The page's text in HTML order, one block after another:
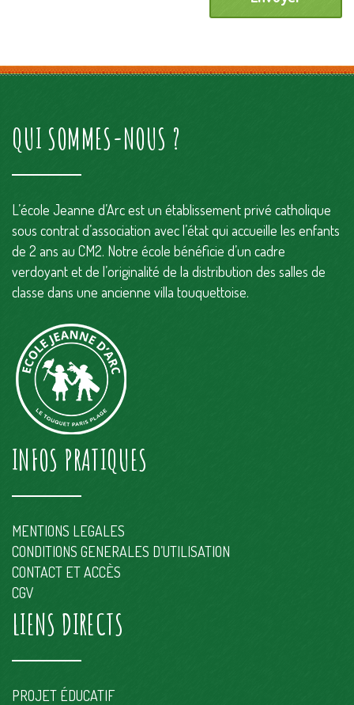
QUI SOMMES-NOUS ?
L’école Jeanne d’Arc est un établissement privé catholique
sous contrat d’association avec l’état qui accueille les enfants
de 2 ans au CM2. Notre école bénéficie d’un cadre
verdoyant et de l’originalité de la distribution des salles de
classe dans une ancienne villa touquettoise.
INFOS PRATIQUES
MENTIONS LEGALES
CONDITIONS GENERALES D’UTILISATION
CONTACT ET ACCÈS
CGV
LIENS DIRECTS
PROJET ÉDUCATIF